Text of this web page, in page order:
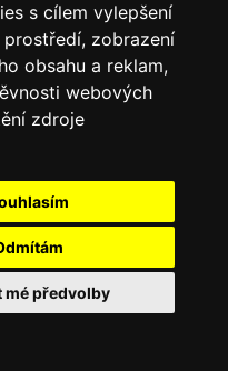
s cílem vylepšení
zobrazení
obsahu a reklam,
webových
zdroje
mé předvolby